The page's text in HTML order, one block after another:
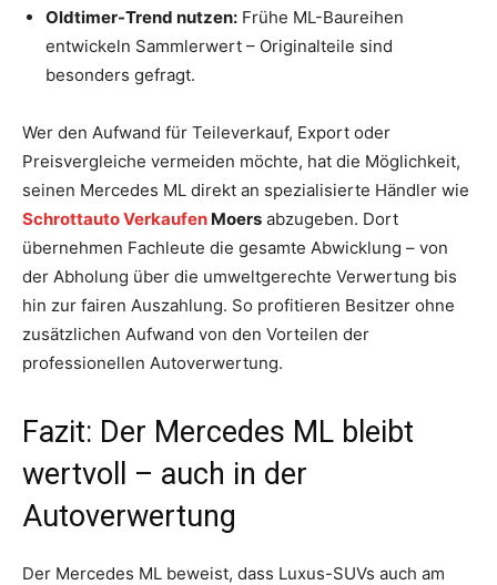
Oldtimer-Trend nutzen: Frühe ML-Baureihen
entwickeln Sammlerwert – Originalteile sind
besonders gefragt.
Wer den Aufwand für Teileverkauf, Export oder
Preisvergleiche vermeiden möchte, hat die Möglichkeit,
seinen Mercedes ML direkt an spezialisierte Händler wie
Schrottauto Verkaufen Moers abzugeben. Dort
übernehmen Fachleute die gesamte Abwicklung – von
der Abholung über die umweltgerechte Verwertung bis
hin zur fairen Auszahlung. So profitieren Besitzer ohne
zusätzlichen Aufwand von den Vorteilen der
professionellen Autoverwertung.
Fazit: Der Mercedes ML bleibt
wertvoll – auch in der
Autoverwertung
Der Mercedes ML beweist, dass Luxus-SUVs auch am